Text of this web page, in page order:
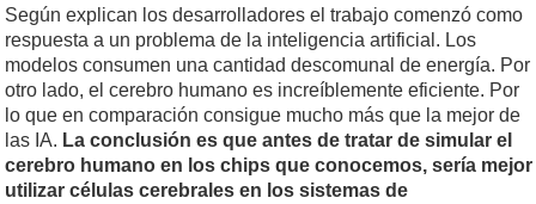
Según explican los desarrolladores el trabajo comenzó como
respuesta a un problema de la inteligencia artificial. Los
modelos consumen una cantidad descomunal de energía. Por
otro lado, el cerebro humano es increíblemente eficiente. Por
lo que en comparación consigue mucho más que la mejor de
las IA. La conclusión es que antes de tratar de simular el
cerebro humano en los chips que conocemos, sería mejor
utilizar células cerebrales en los sistemas de